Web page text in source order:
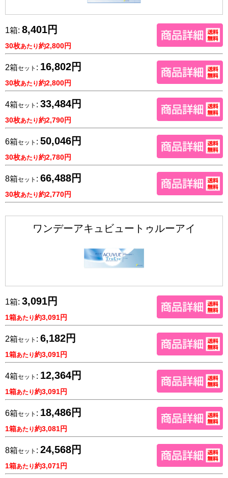
1箱: 8,401円
30枚あたり約2,800円
2箱セット : 16,802円
30枚あたり約2,800円
4箱セット : 33,484円
30枚あたり約2,790円
6箱セット : 50,046円
30枚あたり約2,780円
8箱セット : 66,488円
30枚あたり約2,770円
ワンデーアキュビュートゥルーアイ
1箱: 3,091円
1箱あたり約3,091円
2箱セット : 6,182円
1箱あたり約3,091円
4箱セット : 12,364円
1箱あたり約3,091円
6箱セット : 18,486円
1箱あたり約3,081円
8箱セット : 24,568円
1箱あたり約3,071円